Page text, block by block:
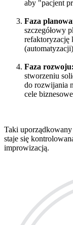
aby "pacjent
Faza
szczegółowy
refaktoryzację
Faza rozwoju:
stworzeniu
do rozwijania
cele
Taki
staje się
improwizacją.